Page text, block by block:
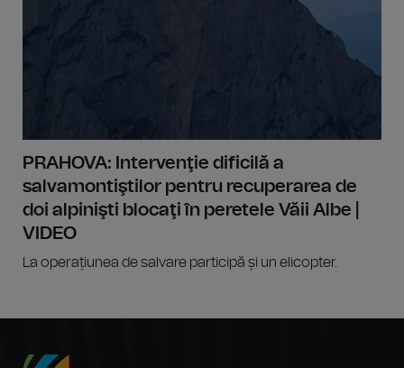
PRAHOVA: Intervenţie dificilă a
salvamontiştilor pentru recuperarea de
doi alpinişti blocaţi în peretele Văii Albe |
VIDEO
La operațiunea de salvare participă și un elicopter.